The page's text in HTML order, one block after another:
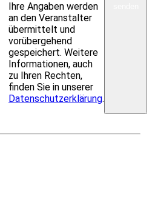
Ihre Angaben werden
an den Veranstalter
übermittelt und
vorübergehend
gespeichert. Weitere
Informationen, auch
zu Ihren Rechten,
finden Sie in unserer
Datenschutzerklärung.